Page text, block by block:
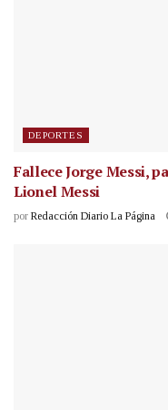
DEPORTES
Fallece Jorge Messi,
Lionel Messi
por Redacción Diario La Página